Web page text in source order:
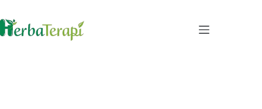
content